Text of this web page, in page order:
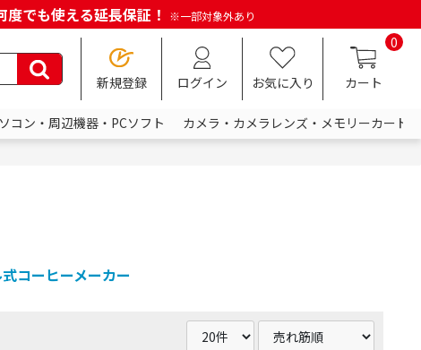
でも使える延長保証！ ※一部対象外あり
新規登録 ログイン お気に入り
0
カート
コン・周辺機器・PCソフト
カメラ・カメラレンズ・メモリーカード
コーヒーメーカー